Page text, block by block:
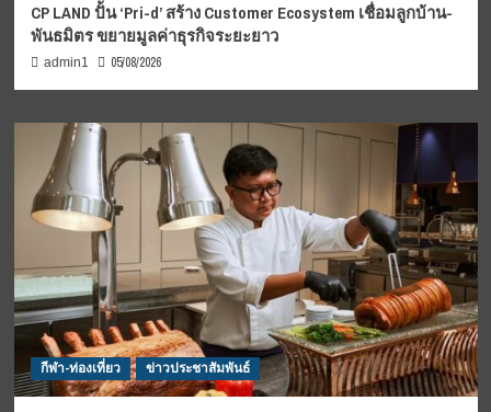
CP LAND ปั้น ‘Pri-d’ สร้าง Customer Ecosystem เชื่อมลูกบ้าน-
พันธมิตร ขยายมูลค่าธุรกิจระยะยาว
admin1 05/08/2026
กีฬา-ท่องเที่ยว ข่าวประชาสัมพันธ์